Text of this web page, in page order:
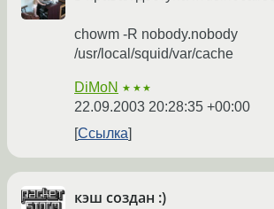
chowm -R nobody.nobody
/usr/local/squid/var/cache
DiMoN ★★★
22.09.2003 20:28:35 +00:00
Ссылка
кэш создан :)